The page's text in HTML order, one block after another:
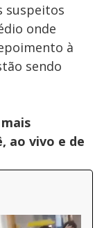
suspeitos
onde
à
sendo
ao vivo e de